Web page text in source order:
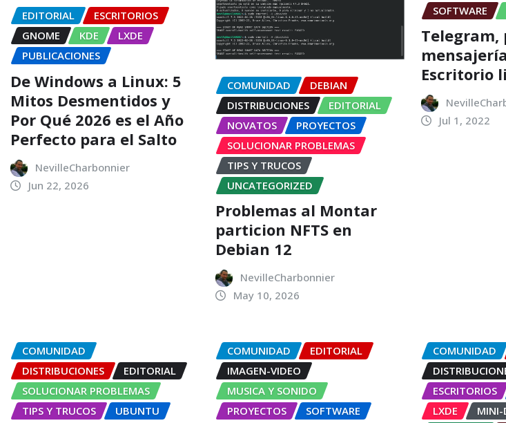
EDITORIAL
ESCRITORIOS
GNOME
KDE
LXDE
PUBLICACIONES
De Windows a Linux: 5
Mitos Desmentidos y
Por Qué 2026 es el Año
Perfecto para el Salto
NevilleCharbonnier
Jun 22, 2026
COMUNIDAD
DEBIAN
DISTRIBUCIONES
EDITORIAL
NOVATOS
PROYECTOS
SOLUCIONAR PROBLEMAS
TIPS Y TRUCOS
UNCATEGORIZED
Problemas al Montar
particion NFTS en
Debian 12
NevilleCharbonnier
May 10, 2026
SOFTWARE
Telegram,
Escritorio
Jul 1, 2022
COMUNIDAD
DISTRIBUCIONES
EDITORIAL
SOLUCIONAR PROBLEMAS
TIPS Y TRUCOS
UBUNTU
COMUNIDAD
EDITORIAL
IMAGEN-VIDEO
MUSICA Y SONIDO
PROYECTOS
SOFTWARE
COMUNIDAD
ESCRITORIOS
LXDE
MINI-